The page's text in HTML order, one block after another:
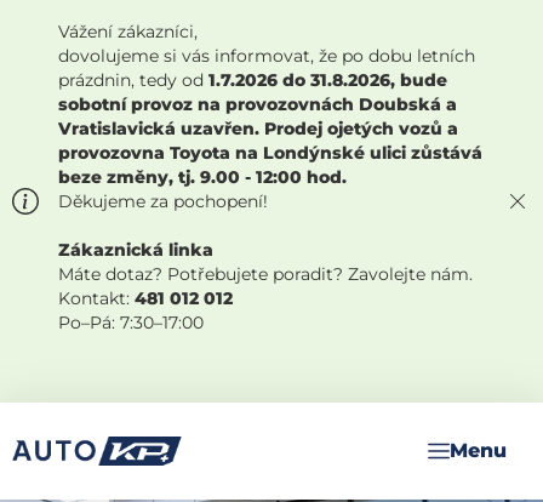
Vážení zákazníci,
dovolujeme si vás informovat, že po dobu letních
prázdnin, tedy od 1.7.2026 do 31.8.2026, bude
sobotní provoz na provozovnách Doubská a
Vratislavická uzavřen. Prodej ojetých vozů a
provozovna Toyota na Londýnské ulici zůstává
beze změny, tj. 9.00 - 12:00 hod.
Děkujeme za pochopení!
Zákaznická linka
Máte dotaz? Potřebujete poradit? Zavolejte nám.
Kontakt: 481 012 012
Po–Pá: 7:30–17:00